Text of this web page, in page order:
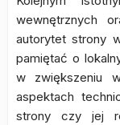
wewnętrznych
autorytet strony
pamiętać o
w zwiększeniu
aspektach
strony czy jej